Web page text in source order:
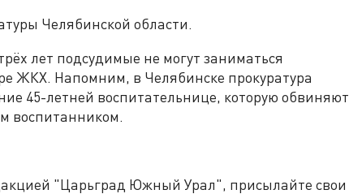
Челябинской области.
лет подсудимые не могут заниматься
ЖКХ. Напомним, в Челябинске прокуратура
45-летней воспитательнице, которую обвиняют
воспитанником.
"Царьград Южный Урал", присылайте свои